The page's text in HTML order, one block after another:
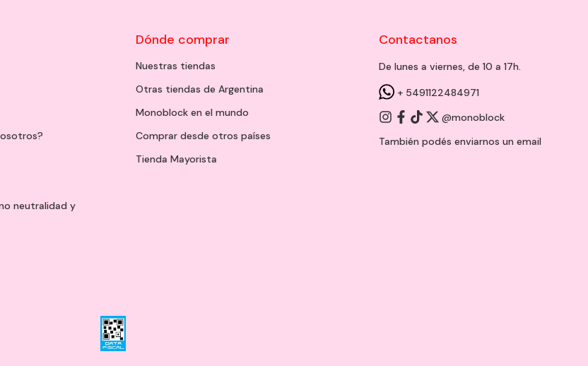
neutralidad y
Dónde comprar
Nuestras tiendas
Otras tiendas de Argentina
Monoblock en el mundo
Comprar desde otros países
Tienda Mayorista
Contactanos
De lunes a viernes, de 10 a 17h.
+ 5491122484971
@monoblock
También podés enviarnos un email